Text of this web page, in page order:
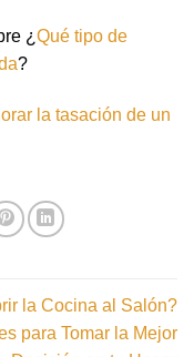
¿ Qué tipo de
?
la tasación de un
la Cocina al Salón?
para Tomar la Mejor